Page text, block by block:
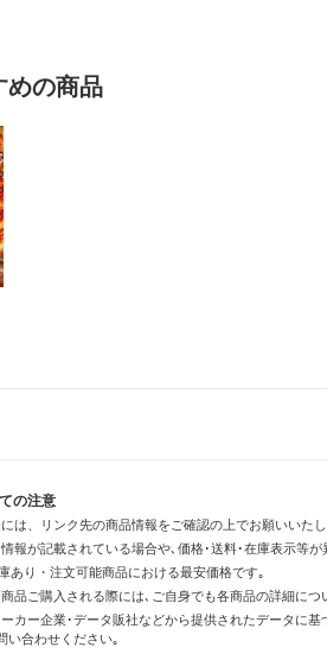
めの商品
の注意
は、リンク先の商品情報をご確認の上でお願いいた
報が記載されている場合や､価格･送料･在庫表示等
あり・注文可能商品における最安価格です｡
品ご購入される際には､ご自身でも各商品の詳細につ
ーカー企業･データ販社などから提供されたデータに
い合わせください｡